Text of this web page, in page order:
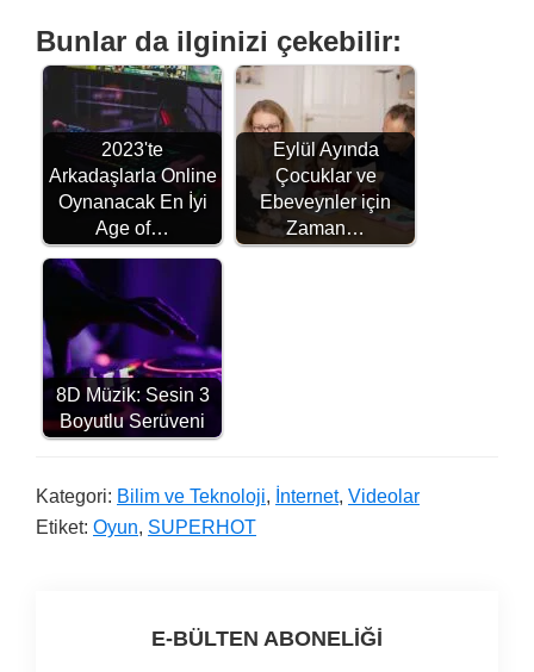
Bunlar da ilginizi çekebilir:
2023'te
Arkadaşlarla Online
Oynanacak En İyi
Age of…
Eylül Ayında
Çocuklar ve
Ebeveynler için
Zaman…
8D Müzik: Sesin 3
Boyutlu Serüveni
Kategori: Bilim ve Teknoloji, İnternet, Videolar
Etiket: Oyun, SUPERHOT
E-BÜLTEN ABONELİĞİ